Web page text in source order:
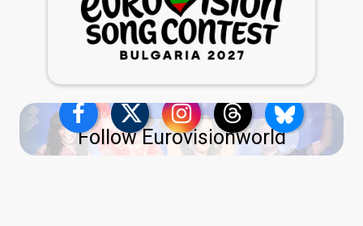
Follow Eurovisionworld